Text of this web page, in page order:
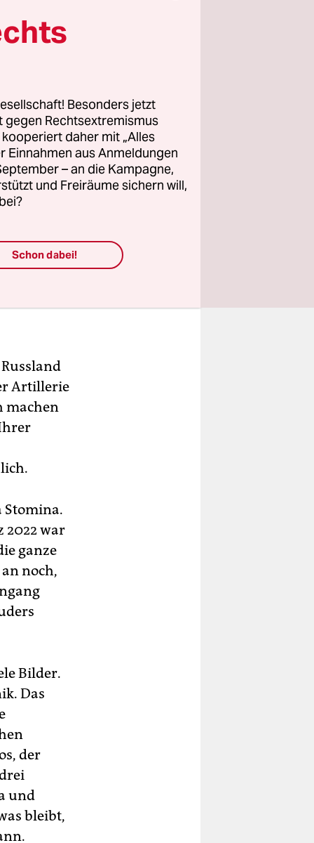
Glück
wir
Artillerie
machen
Stomina.
2022 war
ganze
noch,
Bilder.
Das
der
und
bleibt,
Besonders jetzt
gegen Rechtsextremismus
daher mit „Alles
Einnahmen aus Anmeldungen
– an die Kampagne,
und Freiräume sichern will,
Schon dabei!